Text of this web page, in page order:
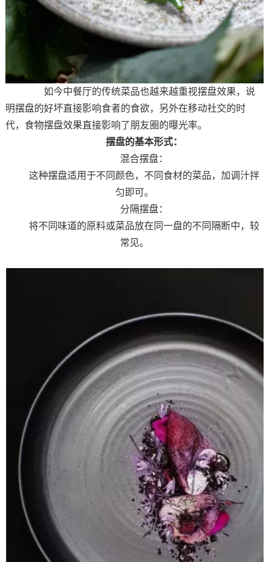
如今中餐厅的传统菜品也越来越重视摆盘效果，说
明摆盘的好坏直接影响食者的食欲，另外在移动社交的时
代，食物摆盘效果直接影响了朋友圈的曝光率。
摆盘的基本形式：
混合摆盘：
这种摆盘适用于不同颜色，不同食材的菜品，加调汁拌
匀即可。
分隔摆盘：
将不同味道的原料或菜品放在同一盘的不同隔断中，较
常见。